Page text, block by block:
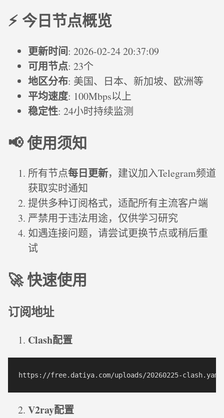
⚡ 今日节点概览
更新时间: 2026-02-24 20:37:09
可用节点: 23个
地区分布: 美国、日本、新加坡、欧洲等
平均速度: 100Mbps以上
稳定性: 24小时持续监测
📢 使用须知
所有节点每日更新，建议加入Telegram频道
获取实时通知
提供多种订阅格式，适配所有主流客户端
严禁用于违法用途，仅供学习研究
如遇连接问题，请尝试更换节点或稍后重
试
🚀 快速使用
订阅地址
Clash配置
V2ray配置